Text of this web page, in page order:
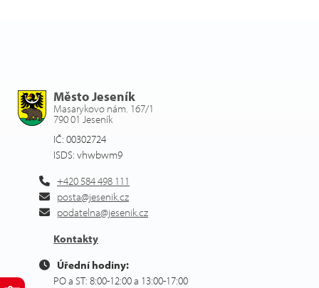
Město Jeseník
Masarykovo nám. 167/1
790 01 Jeseník
IČ: 00302724
ISDS: vhwbwm9
+420 584 498 111
posta@jesenik.cz
podatelna@jesenik.cz
Kontakty
Úřední hodiny:
PO a ST: 8:00-12:00 a 13:00-17:00